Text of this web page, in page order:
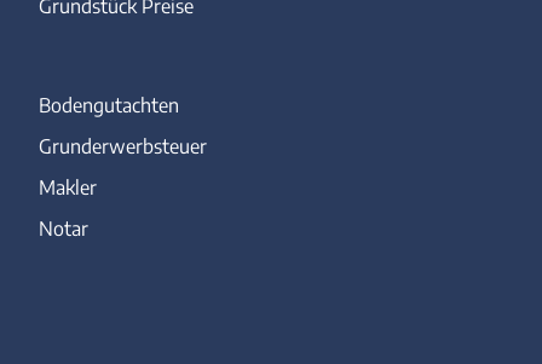
Grundstück Preise
Bodengutachten
Grunderwerbsteuer
Makler
Notar